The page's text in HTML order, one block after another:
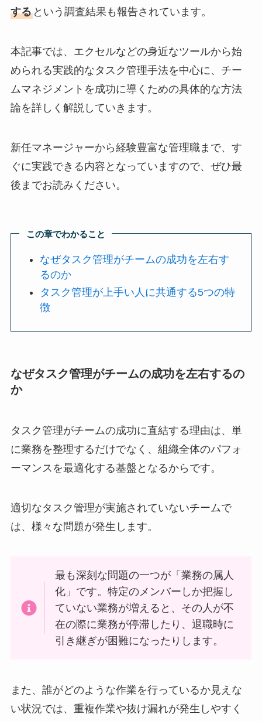
するという調査結果も報告されています。
本記事では、エクセルなどの身近なツールから始
められる実践的なタスク管理手法を中心に、チー
ムマネジメントを成功に導くための具体的な方法
論を詳しく解説していきます。
新任マネージャーから経験豊富な管理職まで、す
ぐに実践できる内容となっていますので、ぜひ最
後までお読みください。
この章でわかること
なぜタスク管理がチームの成功を左右す
るのか
タスク管理が上手い人に共通する5つの特
徴
なぜタスク管理がチームの成功を左右するの
か
タスク管理がチームの成功に直結する理由は、単
に業務を整理するだけでなく、組織全体のパフォ
ーマンスを最適化する基盤となるからです。
適切なタスク管理が実施されていないチームで
は、様々な問題が発生します。
最も深刻な問題の一つが「業務の属人
化」です。特定のメンバーしか把握し
ていない業務が増えると、その人が不
在の際に業務が停滞したり、退職時に
引き継ぎが困難になったりします。
また、誰がどのような作業を行っているか見えな
い状況では、重複作業や抜け漏れが発生しやすく